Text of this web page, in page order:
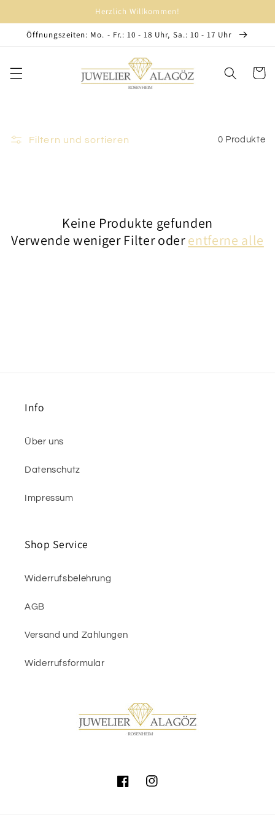
Inhalt
Herzlich Willkommen!
Öffnungszeiten: Mo. - Fr.: 10 - 18 Uhr, Sa.: 10 - 17 Uhr
Filtern und sortieren 0 Produkte
Keine Produkte gefunden
Verwende weniger Filter oderentferne alle
Info
Über uns
Datenschutz
Impressum
Shop Service
Widerrufsbelehrung
AGB
Versand und Zahlungen
Widerrufsformular
FacebookInstagram